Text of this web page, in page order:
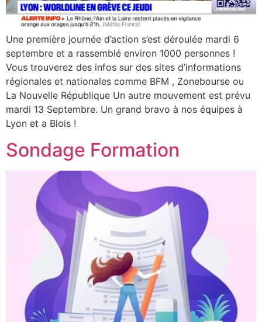
Une première journée d’action s’est déroulée mardi 6
septembre et a rassemblé environ 1000 personnes !
Vous trouverez des infos sur des sites d’informations
régionales et nationales comme BFM , Zonebourse ou
La Nouvelle République Un autre mouvement est prévu
mardi 13 Septembre. Un grand bravo à nos équipes à
Lyon et a Blois !
Sondage Formation